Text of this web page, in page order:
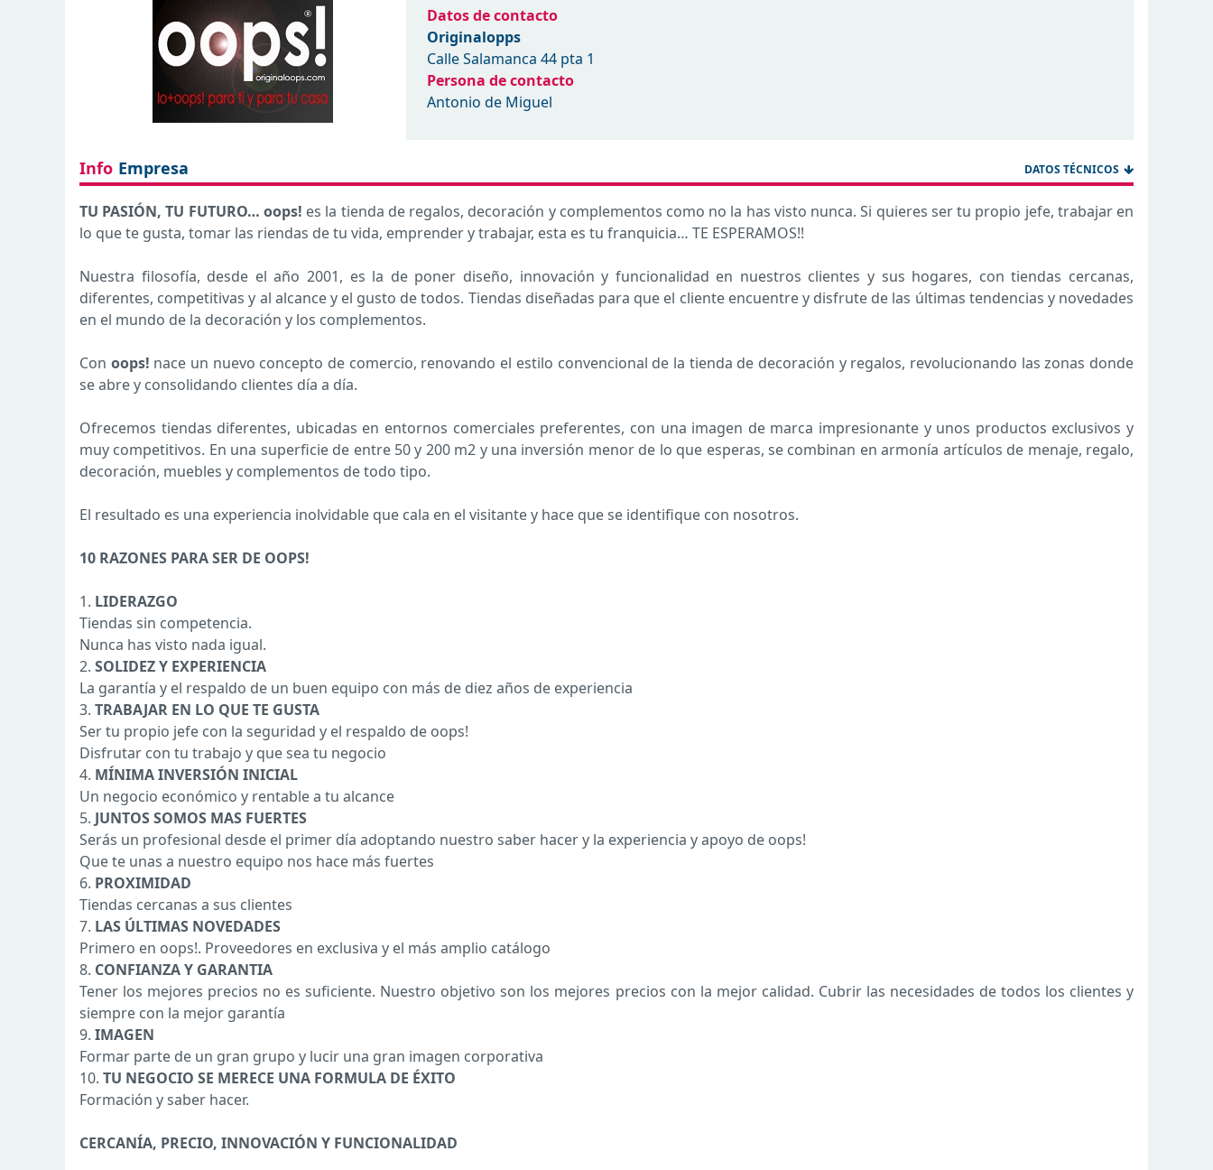
Datos de contacto
Originalopps
Calle Salamanca 44 pta 1
Persona de contacto
Antonio de Miguel
Info Empresa DATOS TÉCNICOS
TU PASIÓN, TU FUTURO… oops! es la tienda de regalos, decoración y complementos como no la has visto nunca. Si quieres ser tu propio jefe, trabajar en
lo que te gusta, tomar las riendas de tu vida, emprender y trabajar, esta es tu franquicia… TE ESPERAMOS!!
Nuestra filosofía, desde el año 2001, es la de poner diseño, innovación y funcionalidad en nuestros clientes y sus hogares, con tiendas cercanas,
diferentes, competitivas y al alcance y el gusto de todos. Tiendas diseñadas para que el cliente encuentre y disfrute de las últimas tendencias y novedades
en el mundo de la decoración y los complementos.
Con oops! nace un nuevo concepto de comercio, renovando el estilo convencional de la tienda de decoración y regalos, revolucionando las zonas donde
se abre y consolidando clientes día a día.
Ofrecemos tiendas diferentes, ubicadas en entornos comerciales preferentes, con una imagen de marca impresionante y unos productos exclusivos y
muy competitivos. En una superficie de entre 50 y 200 m2 y una inversión menor de lo que esperas, se combinan en armonía artículos de menaje, regalo,
decoración, muebles y complementos de todo tipo.
El resultado es una experiencia inolvidable que cala en el visitante y hace que se identifique con nosotros.
10 RAZONES PARA SER DE OOPS!
1. LIDERAZGO
Tiendas sin competencia.
Nunca has visto nada igual.
2. SOLIDEZ Y EXPERIENCIA
La garantía y el respaldo de un buen equipo con más de diez años de experiencia
3. TRABAJAR EN LO QUE TE GUSTA
Ser tu propio jefe con la seguridad y el respaldo de oops!
Disfrutar con tu trabajo y que sea tu negocio
4. MÍNIMA INVERSIÓN INICIAL
Un negocio económico y rentable a tu alcance
5. JUNTOS SOMOS MAS FUERTES
Serás un profesional desde el primer día adoptando nuestro saber hacer y la experiencia y apoyo de oops!
Que te unas a nuestro equipo nos hace más fuertes
6. PROXIMIDAD
Tiendas cercanas a sus clientes
7. LAS ÚLTIMAS NOVEDADES
Primero en oops!. Proveedores en exclusiva y el más amplio catálogo
8. CONFIANZA Y GARANTIA
Tener los mejores precios no es suficiente. Nuestro objetivo son los mejores precios con la mejor calidad. Cubrir las necesidades de todos los clientes y
siempre con la mejor garantía
9. IMAGEN
Formar parte de un gran grupo y lucir una gran imagen corporativa
10. TU NEGOCIO SE MERECE UNA FORMULA DE ÉXITO
Formación y saber hacer.
CERCANÍA, PRECIO, INNOVACIÓN Y FUNCIONALIDAD